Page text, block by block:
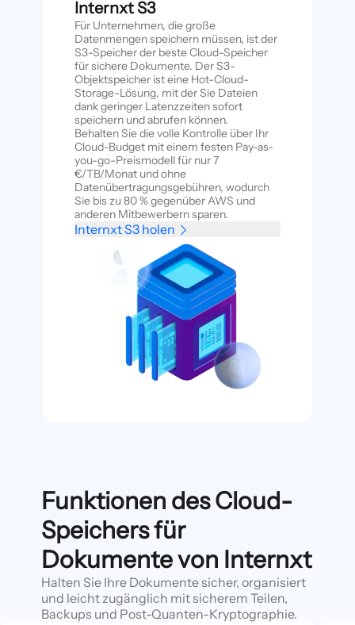
Internxt S3
Für Unternehmen, die große
Datenmengen speichern müssen, ist der
S3-Speicher der beste Cloud-Speicher
für sichere Dokumente. Der S3-
Objektspeicher ist eine Hot-Cloud-
Storage-Lösung, mit der Sie Dateien
dank geringer Latenzzeiten sofort
speichern und abrufen können.
Behalten Sie die volle Kontrolle über Ihr
Cloud-Budget mit einem festen Pay-as-
you-go-Preismodell für nur 7
€/TB/Monat und ohne
Datenübertragungsgebühren, wodurch
Sie bis zu 80 % gegenüber AWS und
anderen Mitbewerbern sparen.
Internxt S3 holen
Funktionen des Cloud-
Speichers für
Dokumente von Internxt
Halten Sie Ihre Dokumente sicher, organisiert
und leicht zugänglich mit sicherem Teilen,
Backups und Post-Quanten-Kryptographie.